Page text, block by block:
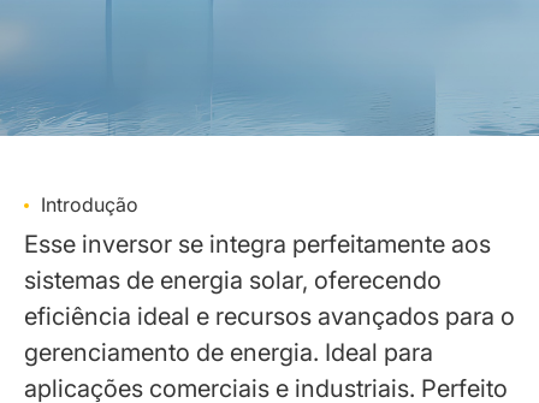
Introdução
Esse inversor se integra perfeitamente aos
sistemas de energia solar, oferecendo
eficiência ideal e recursos avançados para o
gerenciamento de energia. Ideal para
aplicações comerciais e industriais. Perfeito